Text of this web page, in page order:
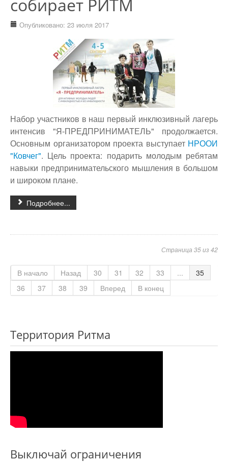
собирает РИТМ
Опубликовано: 23 июля 2017
Набор участников в наш первый инклюзивный лагерь
интенсив "Я-ПРЕДПРИНИМАТЕЛЬ" продолжается.
Основным организатором проекта выступает НРООИ
"Ковчег". Цель проекта: подарить молодым ребятам
навыки предпринимательского мышления в большом
и широком плане.
Подробнее...
Страница 35 из 42
В начало Назад 30 31 32 33 ...
35
36
37 38 39 Вперед В конец
Территория Ритма
Выключай ограничения